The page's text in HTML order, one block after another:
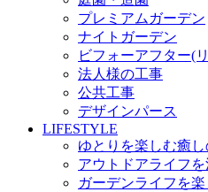
プレミアムガーデン
ナイトガーデン
ビフォーアフター(
法人様の工事
公共工事
デザインパース
LIFESTYLE
ゆとりを楽しむ癒し
アウトドアライフ
ガーデンライフを